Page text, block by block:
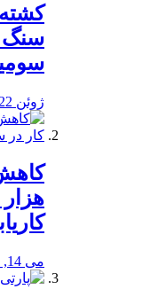
سنگ
ژوئن 22, 2020
می 14, 2020